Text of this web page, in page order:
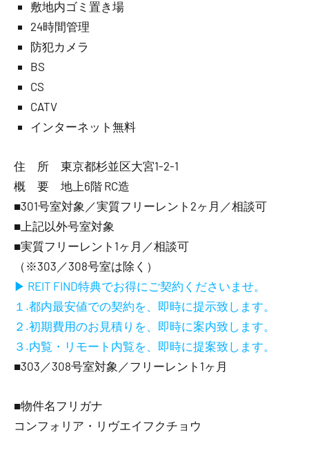
敷地内ゴミ置き場
24時間管理
防犯カメラ
BS
CS
CATV
インターネット無料
住 所 東京都杉並区大宮1-2-1
概 要 地上6階 RC造
■301号室対象／実質フリーレント2ヶ月／相談可
■上記以外号室対象
■実質フリーレント1ヶ月／相談可
（※303／308号室は除く）
▶ REIT FIND特典でお得にご契約くださいませ。
１.都内最安値での契約を、即時に提示致します。
２.初期費用のお見積りを、即時に案内致します。
３.内覧・リモート内覧を、即時に提案致します。
■303／308号室対象／フリーレント1ヶ月
■物件名フリガナ
コンフォリア・リヴエイフクチョウ